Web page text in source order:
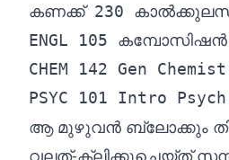
കണക്ക് 230
ENGL 105 കമ്പോസിഷൻ
CHEM 142 Gen
ആ മുഴുവൻ ബ്ലോക്കും
വലത്-ക്ലിക്കുചെയ്ത്